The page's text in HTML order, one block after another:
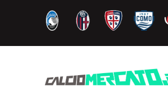
contenuto